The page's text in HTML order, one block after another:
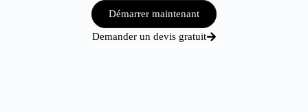
Démarrer maintenant
Demander un devis gratuit